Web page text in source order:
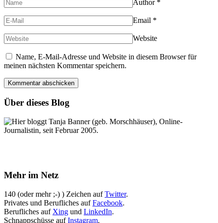
Author *
Email *
Website
Name, E-Mail-Adresse und Website in diesem Browser für
meinen nächsten Kommentar speichern.
Über dieses Blog
Hier bloggt Tanja Banner (geb. Morschhäuser), Online-
Journalistin, seit Februar 2005.
Mehr im Netz
140 (oder mehr ;-) ) Zeichen aufTwitter.
Privates und Berufliches aufFacebook.
Berufliches auf Xing und LinkedIn.
Schnappschüsse aufInstagram.